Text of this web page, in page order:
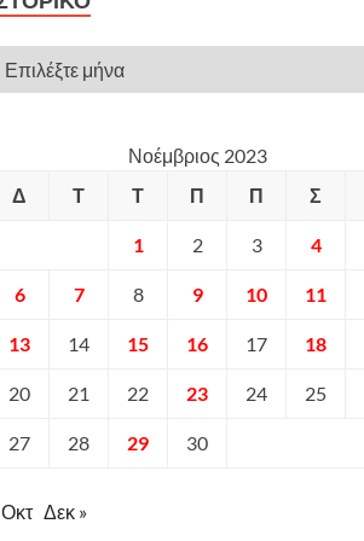
Νοέμβριος 2023
Δ
Τ Τ Π Π Σ
1 2 3 4
6 7 8 9 10 11
13 14 15 16 17 18
20 21 22 23 24 25
27 28 29 30
Δεκ »